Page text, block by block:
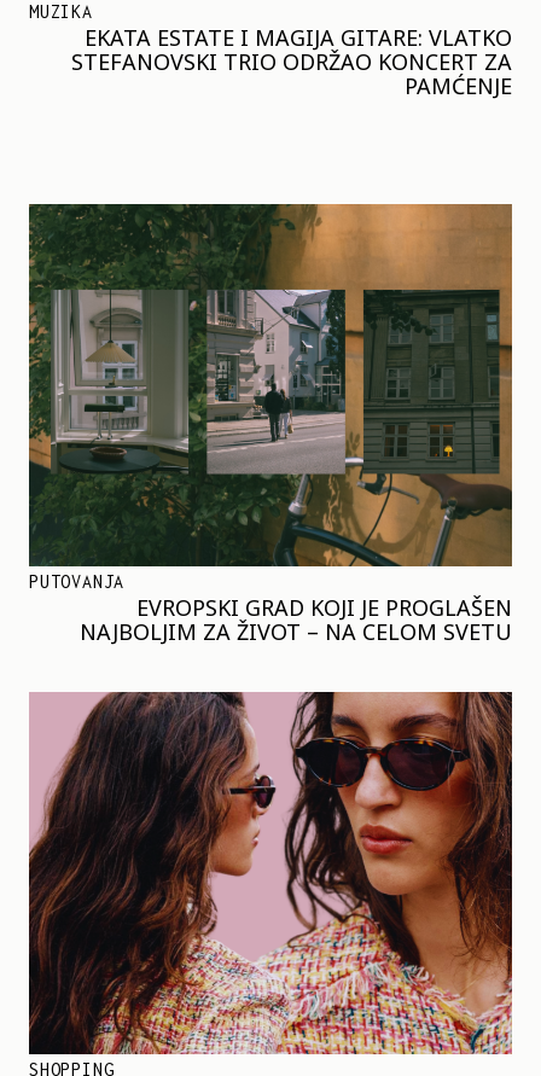
MUZIKA
EKATA ESTATE I MAGIJA GITARE: VLATKO
STEFANOVSKI TRIO ODRŽAO KONCERT ZA
PAMĆENJE
PUTOVANJA
EVROPSKI GRAD KOJI JE PROGLAŠEN
NAJBOLJIM ZA ŽIVOT – NA CELOM SVETU
SHOPPING